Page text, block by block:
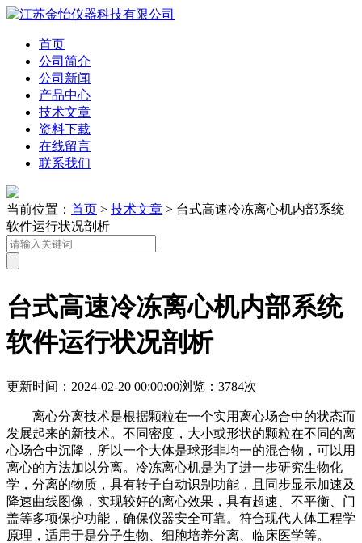
首页
公司简介
公司新闻
产品中心
技术文章
资料下载
在线留言
联系我们
当前位置： 首页 > 技术文章 > 台式高速冷冻离心机内部系统
软件运行状况剖析
台式高速冷冻离心机内部系统
软件运行状况剖析
更新时间：2024-02-20 00:00:00浏览：3784次
离心分离技术是根据颗粒在一个实用离心场合中的状态而
发展起来的新技术。不同密度，大小或形状的颗粒在不同的离
心场合中沉降，所以一个大体是球形非均一的混合物，可以用
离心的方法加以分离。冷冻离心机是为了进一步研究生物化
学，分离的物质，具有转子自动识别功能，且同步显示加速及
降速曲线图像，实现较好的离心效果，具有超速、不平衡、门
盖等多项保护功能，确保仪器安全可靠。符合现代人体工程学
原理，适用于是分子生物、细胞培养分离、临床医学等。